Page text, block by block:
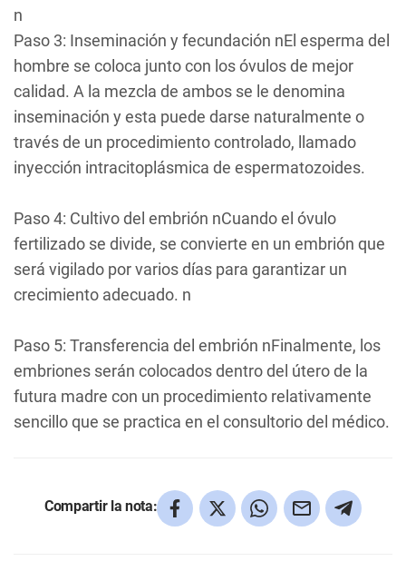
n
Paso 3: Inseminación y fecundación nEl esperma del
hombre se coloca junto con los óvulos de mejor
calidad. A la mezcla de ambos se le denomina
inseminación y esta puede darse naturalmente o
través de un procedimiento controlado, llamado
inyección intracitoplásmica de espermatozoides.
Paso 4: Cultivo del embrión nCuando el óvulo
fertilizado se divide, se convierte en un embrión que
será vigilado por varios días para garantizar un
crecimiento adecuado. n
Paso 5: Transferencia del embrión nFinalmente, los
embriones serán colocados dentro del útero de la
futura madre con un procedimiento relativamente
sencillo que se practica en el consultorio del médico.
Compartir la nota: